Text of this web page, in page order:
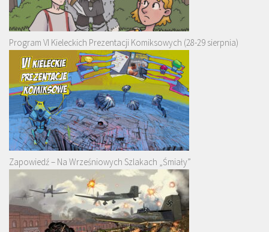
Program VI Kieleckich Prezentacji Komiksowych (28-29 sierpnia)
Zapowiedź – Na Wrześniowych Szlakach „Śmiały”